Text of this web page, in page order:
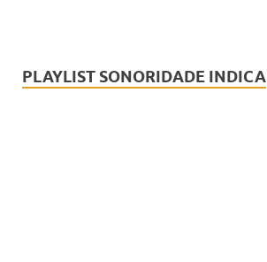
PLAYLIST SONORIDADE INDICA